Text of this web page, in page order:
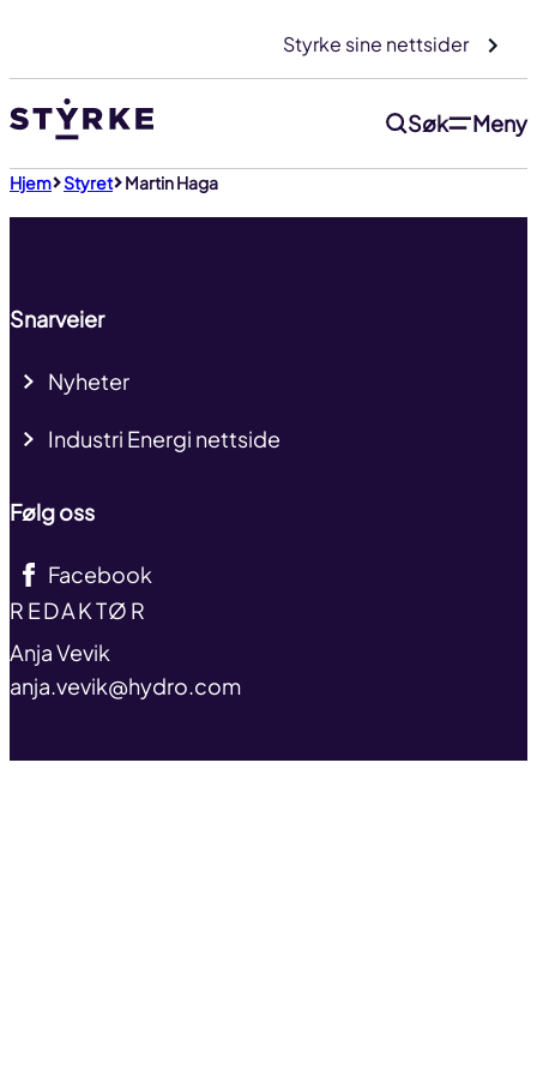
innhold
Styrke sine nettsider
Søk Meny
Hjem Styret Martin Haga Til toppen
Snarveier
Nyheter
Industri Energi nettside
Følg oss
Facebook
TITLE
REDAKTØR
name
Anja Vevik
email
anja.vevik@hydro.com